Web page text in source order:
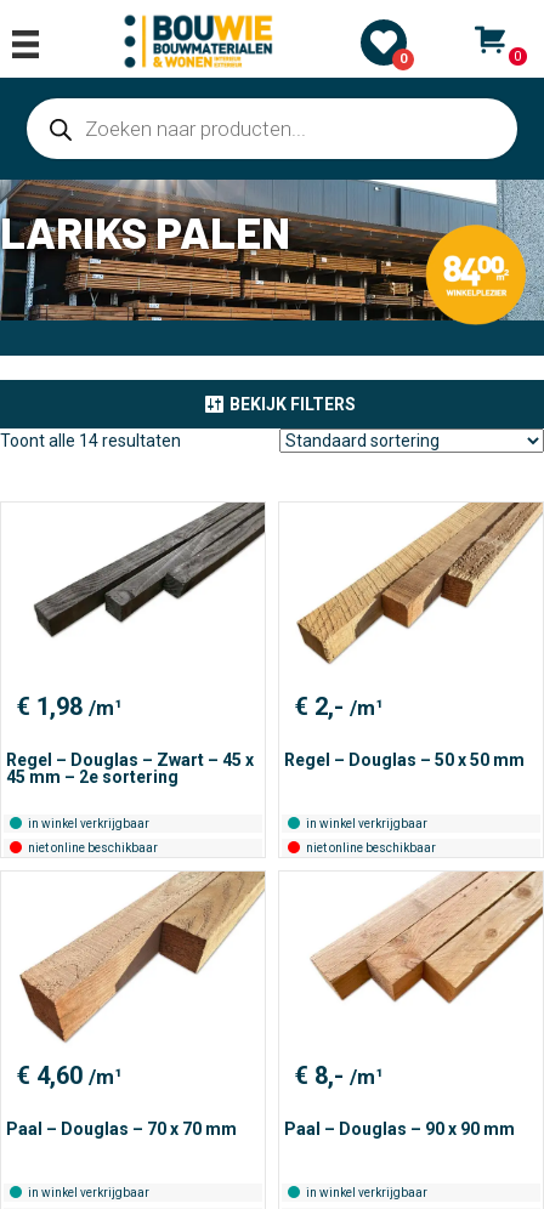
0 0
Producten
zoeken
LARIKS PALEN
BEKIJK FILTERS
Toont alle 14 resultaten
€ 1,98 /m¹
Regel – Douglas – Zwart – 45 x
45 mm – 2e sortering
in winkel verkrijgbaar
niet online beschikbaar
€ 2,- /m¹
Regel – Douglas – 50 x 50 mm
in winkel verkrijgbaar
niet online beschikbaar
€ 4,60 /m¹
Paal – Douglas – 70 x 70 mm
in winkel verkrijgbaar
€ 8,- /m¹
Paal – Douglas – 90 x 90 mm
in winkel verkrijgbaar